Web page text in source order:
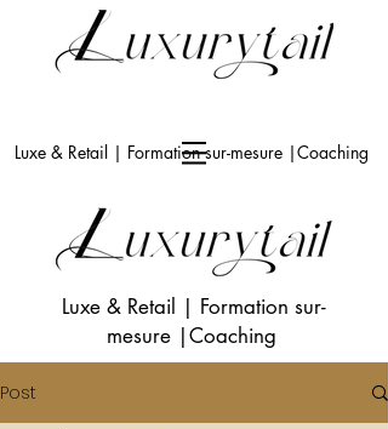
Luxe & Retail | Formation sur-mesure |Coaching
Luxe & Retail | Formation sur-
mesure |Coaching
Post